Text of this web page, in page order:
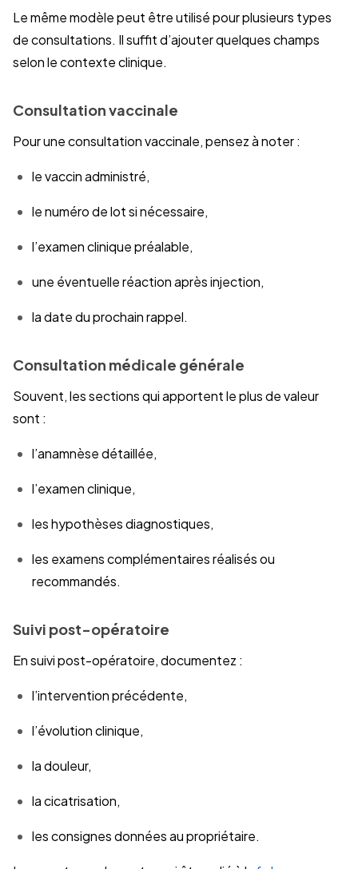
Le même modèle peut être utilisé pour plusieurs types
de consultations. Il suffit d’ajouter quelques champs
selon le contexte clinique.
Consultation vaccinale
Pour une consultation vaccinale, pensez à noter :
le vaccin administré,
le numéro de lot si nécessaire,
l’examen clinique préalable,
une éventuelle réaction après injection,
la date du prochain rappel.
Consultation médicale générale
Souvent, les sections qui apportent le plus de valeur
sont :
l’anamnèse détaillée,
l’examen clinique,
les hypothèses diagnostiques,
les examens complémentaires réalisés ou
recommandés.
Suivi post-opératoire
En suivi post-opératoire, documentez :
l’intervention précédente,
l’évolution clinique,
la douleur,
la cicatrisation,
les consignes données au propriétaire.